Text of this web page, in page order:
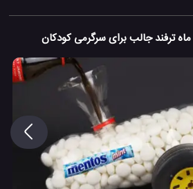
ترفند جالب برای سرگرمی کودکان